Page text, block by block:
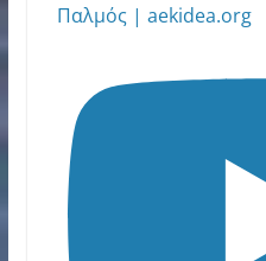
Παλμός | aekidea.org